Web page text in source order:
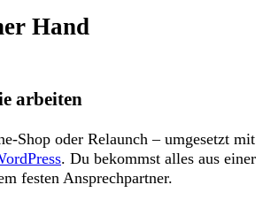
Hand
arbeiten
Shop oder Relaunch – umgesetzt mit
. Du bekommst alles aus einer
festen Ansprechpartner.